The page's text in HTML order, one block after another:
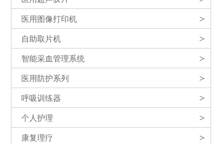
医用图像打印机
>
自助取片机
>
智能采血管理系统
>
医用防护系列
>
呼吸训练器
>
个人护理
>
康复理疗
>